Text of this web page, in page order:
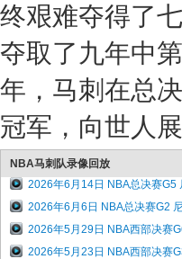
终艰难夺得了
夺取了九年中
年，马刺在总
冠军，向世人
NBA马刺队录像回放
2026年6月14日 NBA总决赛G5
2026年6月6日 NBA总决赛G2
2026年5月29日 NBA西部决赛
2026年5月23日 NBA西部决赛